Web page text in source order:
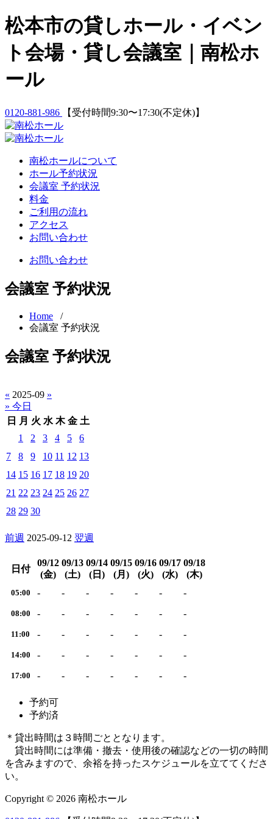
Skip
to
松本市の貸しホール・イベン
ト会場・貸し会議室｜南松ホ
ール
0120-881-986 【受付時間9:30〜17:30(不定休)】
南松ホールについて
ホール予約状況
会議室 予約状況
料金
ご利用の流れ
アクセス
お問い合わせ
お問い合わせ
会議室 予約状況
Home /
会議室 予約状況
会議室 予約状況
« 2025-09 »
» 今日
日
月 火 水 木 金 土
1
2 3 4 5
6
7
8 9 10 11 12 13
14 15 16 17 18 19 20
21 22 23 24 25 26 27
28 29 30
前週 2025-09-12 翌週
日付
09/12
(金)
09/13
(土)
09/14
(日)
09/15
(月)
09/16
(火)
09/17
(水)
09/18
(木)
05:00 - - - - - - -
08:00 - - - - - - -
11:00 - - - - - - -
14:00 - - - - - - -
17:00 - - - - - - -
予約可
予約済
＊貸出時間は３時間ごととなります。
貸出時間には準備・撤去・使用後の確認などの一切の時間
を含みますので、余裕を持ったスケジュールを立ててくださ
い。
Copyright © 2026 南松ホール